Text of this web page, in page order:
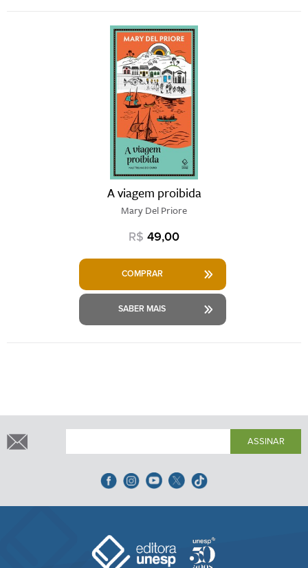
A viagem proibida
Mary Del Priore
R$ 49,00
COMPRAR
SABER MAIS
ASSINAR